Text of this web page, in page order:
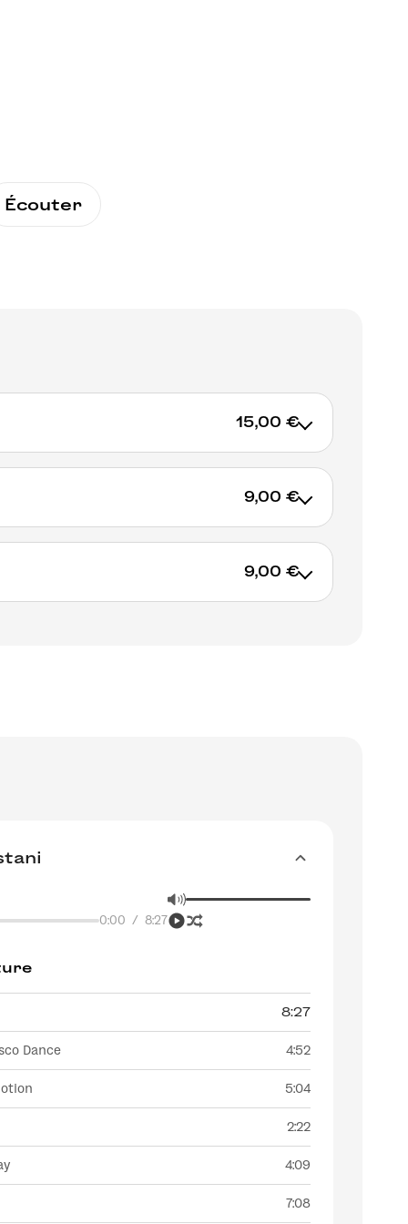
Écouter
15,00 €
9,00 €
9,00 €
0:00 / 8:27
8:27
Dance 4:52
5:04
2:22
4:09
7:08